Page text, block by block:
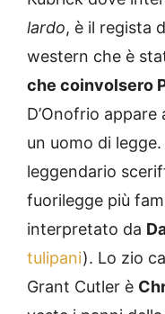
lardo, è il regista
western che è
che coinvolsero
D’Onofrio
un uomo di
leggendario
fuorilegge più
interpretato da
tulipani). Lo zio
Grant Cutler è